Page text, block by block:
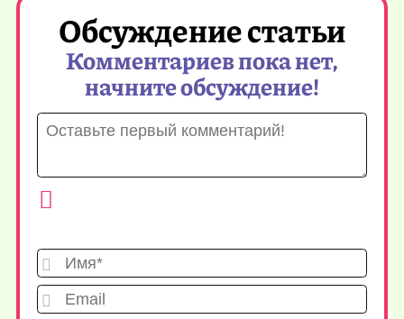
Обсуждение статьи
Комментариев пока нет,
начните обсуждение!
Имя*